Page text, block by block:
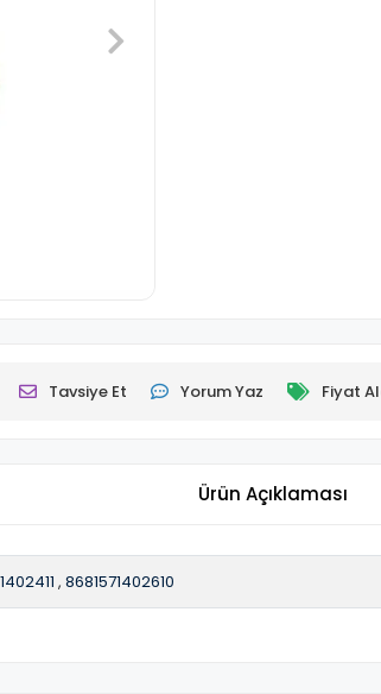
Tavsiye Et Yorum Yaz Fiyat
Ürün Açıklaması
, 8681571402610